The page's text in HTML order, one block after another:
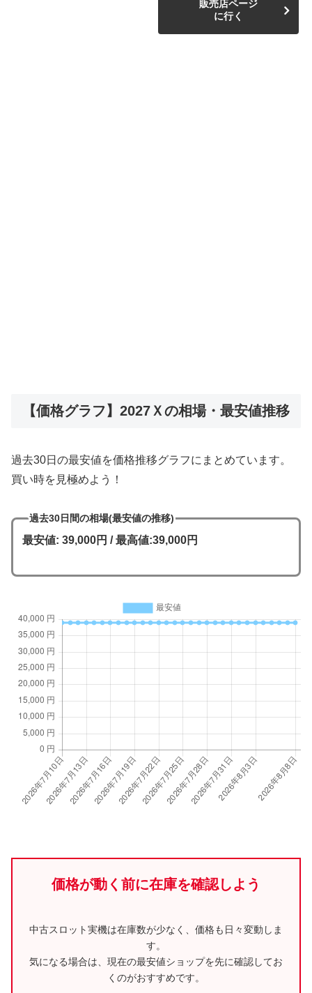
販売店ページ
に行く
【価格グラフ】2027Ｘの相場・最安値推移
過去30日の最安値を価格推移グラフにまとめています。
買い時を見極めよう！
過去30日間の相場(最安値の推移)
最安値: 39,000円 / 最高値:39,000円
価格が動く前に在庫を確認しよう
中古スロット実機は在庫数が少なく、価格も日々変動しま
す。
気になる場合は、現在の最安値ショップを先に確認してお
くのがおすすめです。